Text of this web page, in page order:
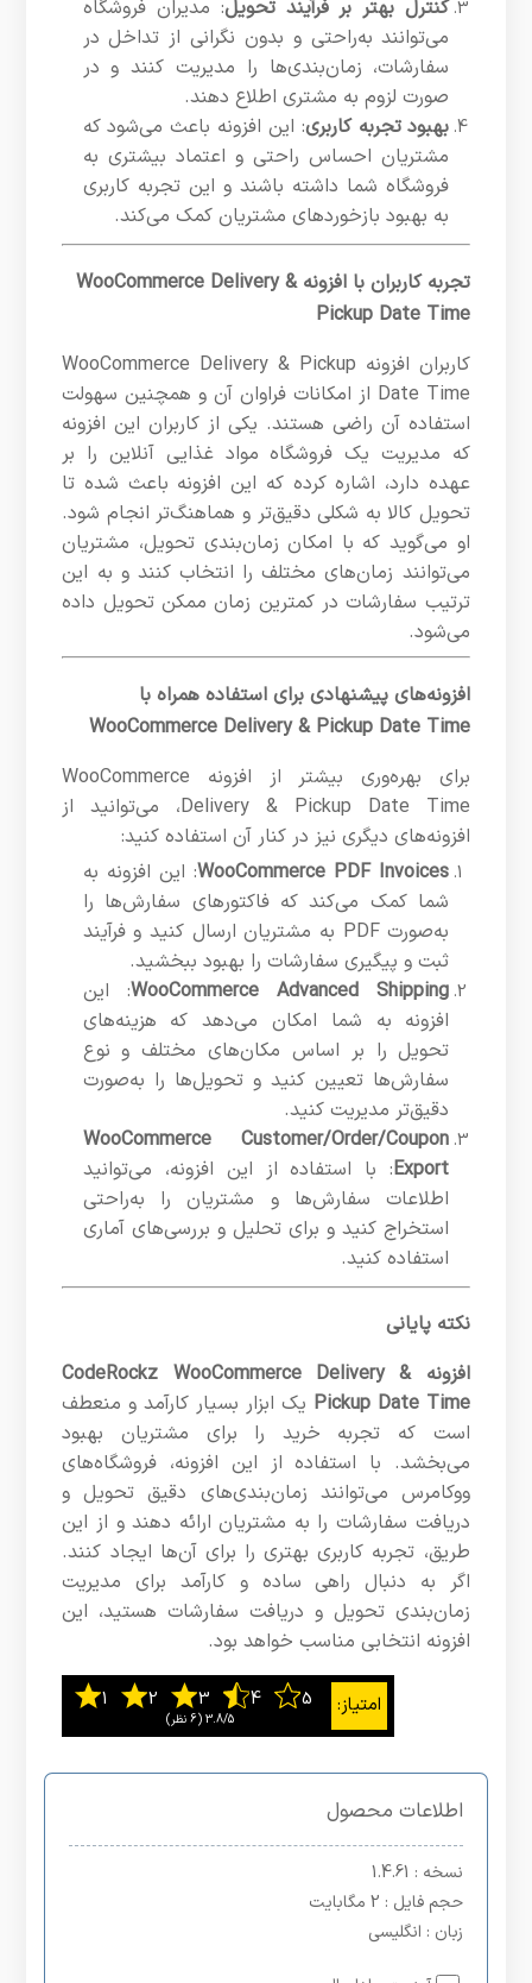
کنترل بهتر بر فرآیند تحویل: مدیران فروشگاه
می‌توانند به‌راحتی و بدون نگرانی از تداخل در
سفارشات، زمان‌بندی‌ها را مدیریت کنند و در
صورت لزوم به مشتری اطلاع دهند.
بهبود تجربه کاربری: این افزونه باعث می‌شود که
مشتریان احساس راحتی و اعتماد بیشتری به
فروشگاه شما داشته باشند و این تجربه کاربری
به بهبود بازخوردهای مشتریان کمک می‌کند.
تجربه کاربران با افزونه WooCommerce Delivery &
Pickup Date Time
کاربران افزونه WooCommerce Delivery & Pickup
Date Time از امکانات فراوان آن و همچنین سهولت
استفاده آن راضی هستند. یکی از کاربران این افزونه
که مدیریت یک فروشگاه مواد غذایی آنلاین را بر
عهده دارد، اشاره کرده که این افزونه باعث شده تا
تحویل کالا به شکلی دقیق‌تر و هماهنگ‌تر انجام شود.
او می‌گوید که با امکان زمان‌بندی تحویل، مشتریان
می‌توانند زمان‌های مختلف را انتخاب کنند و به این
ترتیب سفارشات در کمترین زمان ممکن تحویل داده
می‌شود.
افزونه‌های پیشنهادی برای استفاده همراه با
WooCommerce Delivery & Pickup Date Time
برای بهره‌وری بیشتر از افزونه WooCommerce
Delivery & Pickup Date Time، می‌توانید از
افزونه‌های دیگری نیز در کنار آن استفاده کنید:
WooCommerce PDF Invoices: این افزونه به
شما کمک می‌کند که فاکتورهای سفارش‌ها را
به‌صورت PDF به مشتریان ارسال کنید و فرآیند
ثبت و پیگیری سفارشات را بهبود ببخشید.
WooCommerce Advanced Shipping: این
افزونه به شما امکان می‌دهد که هزینه‌های
تحویل را بر اساس مکان‌های مختلف و نوع
سفارش‌ها تعیین کنید و تحویل‌ها را به‌صورت
دقیق‌تر مدیریت کنید.
WooCommerce Customer/Order/Coupon
Export: با استفاده از این افزونه، می‌توانید
اطلاعات سفارش‌ها و مشتریان را به‌راحتی
استخراج کنید و برای تحلیل و بررسی‌های آماری
استفاده کنید.
نکته پایانی
افزونه CodeRockz WooCommerce Delivery &
Pickup Date Time یک ابزار بسیار کارآمد و منعطف
است که تجربه خرید را برای مشتریان بهبود
می‌بخشد. با استفاده از این افزونه، فروشگاه‌های
ووکامرس می‌توانند زمان‌بندی‌های دقیق تحویل و
دریافت سفارشات را به مشتریان ارائه دهند و از این
طریق، تجربه کاربری بهتری را برای آن‌ها ایجاد کنند.
اگر به دنبال راهی ساده و کارآمد برای مدیریت
زمان‌بندی تحویل و دریافت سفارشات هستید، این
افزونه انتخابی مناسب خواهد بود.
3.8/5
اطلاعات محصول
نسخه : 1.4.61
حجم فایل : 2 مگابایت
زبان : انگلیسی